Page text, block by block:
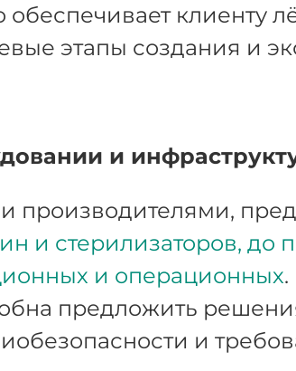
обеспечивает клиенту
этапы создания и
и
и стерилизаторов, до
и операционных.
предложить
и